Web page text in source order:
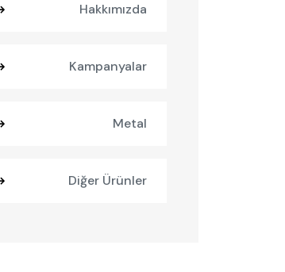
Hakkımızda
Kampanyalar
Metal
Diğer Ürünler